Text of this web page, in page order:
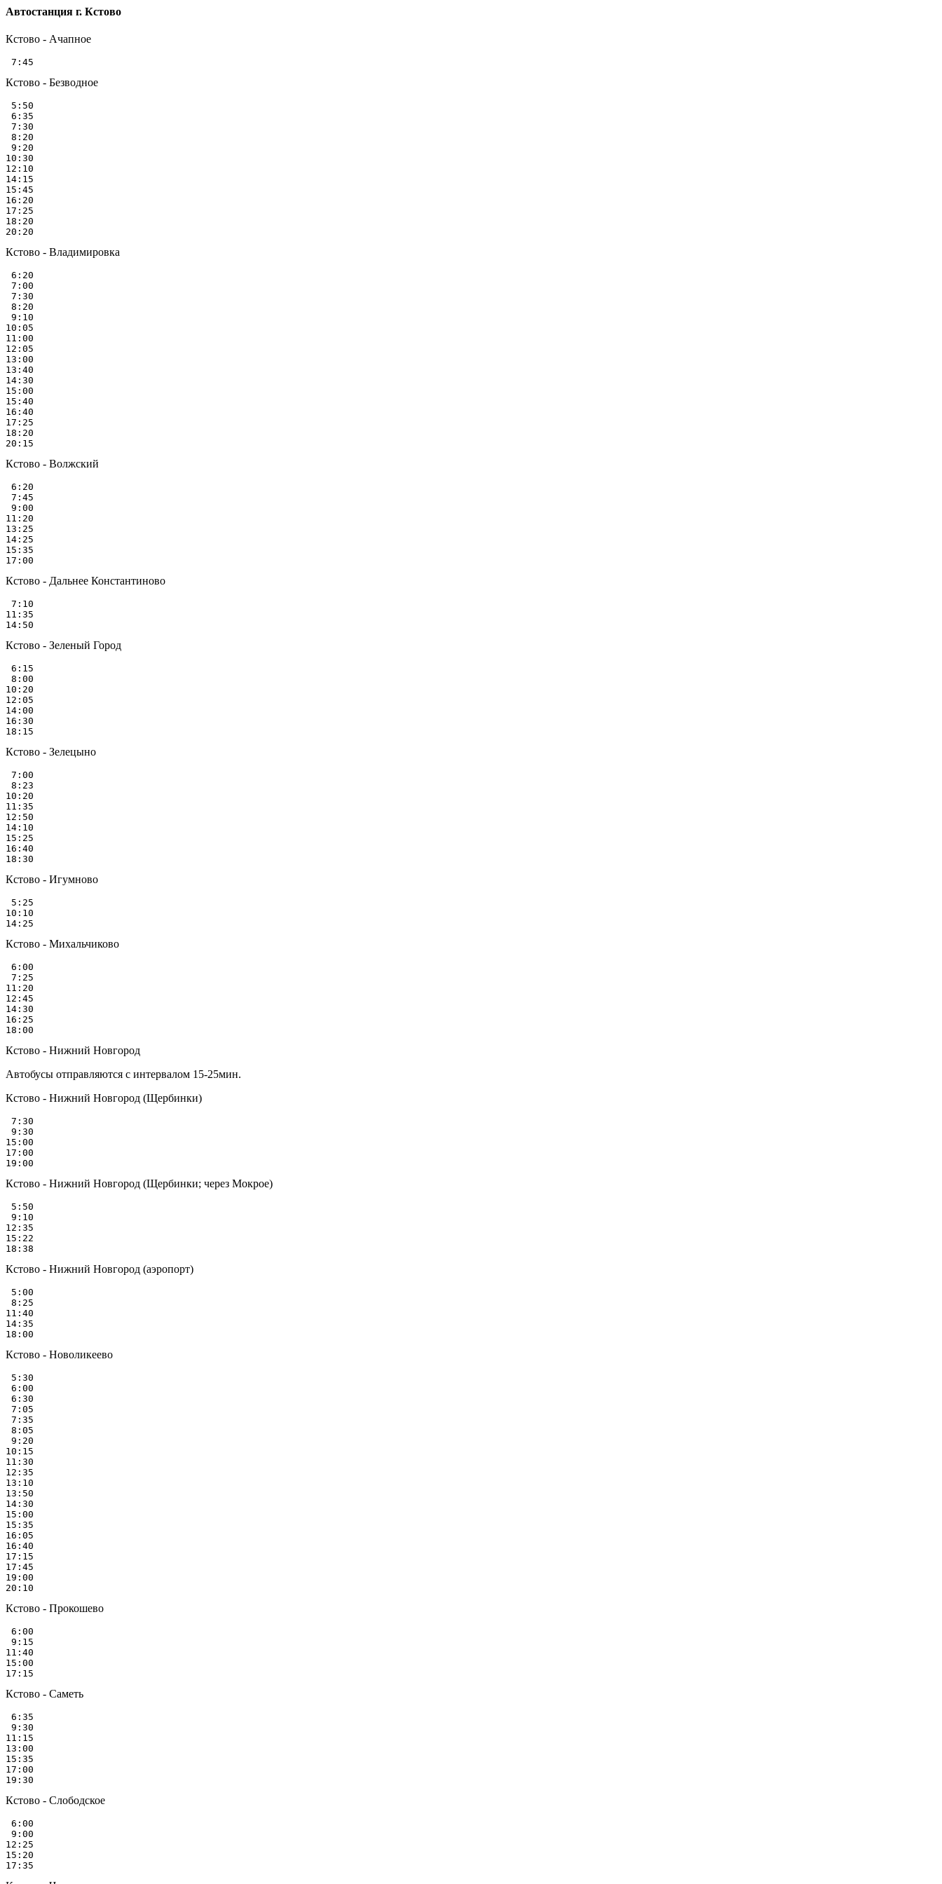
Автостанция г. Кстово
Кстово - Ачапное
Кстово - Безводное
5:50
6:35
7:30
8:20
9:20
10:30
12:10
14:15
15:45
16:20
17:25
18:20
Кстово - Владимировка
6:20
7:00
7:30
8:20
9:10
10:05
11:00
12:05
13:00
13:40
14:30
15:00
15:40
16:40
17:25
18:20
Кстово - Волжский
6:20
7:45
9:00
11:20
13:25
14:25
15:35
Кстово - Дальнее Константиново
7:10
11:35
Кстово - Зеленый Город
6:15
8:00
10:20
12:05
14:00
16:30
Кстово - Зелецыно
7:00
8:23
10:20
11:35
12:50
14:10
15:25
16:40
Кстово - Игумново
5:25
10:10
Кстово - Михальчиково
6:00
7:25
11:20
12:45
14:30
16:25
Кстово - Нижний Новгород
Автобусы отправляются с интервалом 15-25мин.
Кстово - Нижний Новгород (Щербинки)
7:30
9:30
15:00
17:00
Кстово - Нижний Новгород (Щербинки; через Мокрое)
5:50
9:10
12:35
15:22
Кстово - Нижний Новгород (аэропорт)
5:00
8:25
11:40
14:35
Кстово - Новоликеево
5:30
6:00
6:30
7:05
7:35
8:05
9:20
10:15
11:30
12:35
13:10
13:50
14:30
15:00
15:35
16:05
16:40
17:15
17:45
19:00
Кстово - Прокошево
6:00
9:15
11:40
15:00
Кстово - Саметь
6:35
9:30
11:15
13:00
15:35
17:00
Кстово - Слободское
6:00
9:00
12:25
15:20